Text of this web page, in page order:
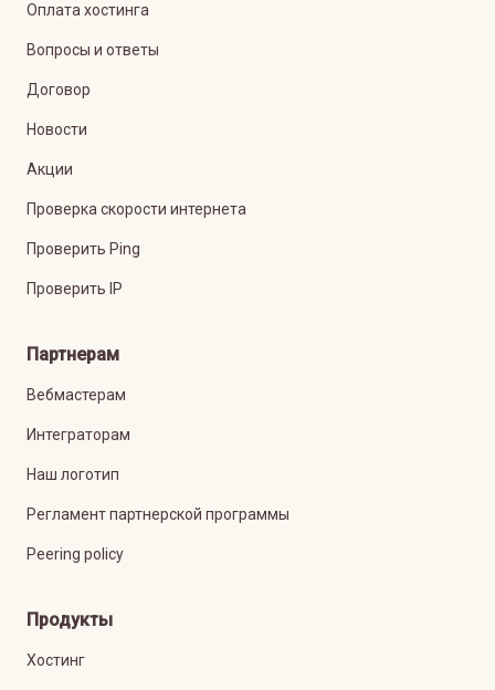
Оплата хостинга
Вопросы и ответы
Договор
Новости
Акции
Проверка скорости интернета
Проверить Ping
Проверить IP
Партнерам
Вебмастерам
Интеграторам
Наш логотип
Регламент партнерской программы
Peering policy
Продукты
Хостинг